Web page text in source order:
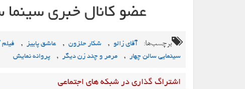
برچسب‌ها: آقای زالو , شکار حلزون , عاشق پاییز , فیلم
سینمایی سالن چهار , مرمر و چند زن دیگر , پروانه نمایش
اشتراگ گذاری در شبکه های اجتماعی